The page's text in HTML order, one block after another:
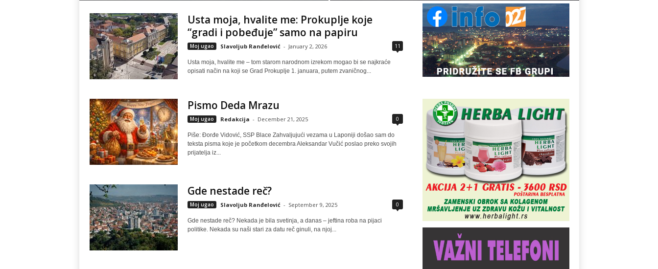
Usta moja, hvalite me: Prokuplje koje
“gradi i pobeđuje” samo na papiru
Moj ugao Slavoljub Ranđelović - January 2, 2026 11
Usta moja, hvalite me – tom starom narodnom izrekom mogao bi se najkraće
opisati način na koji se Grad Prokuplje 1. januara, putem zvaničnog...
Pismo Deda Mrazu
Moj ugao Redakcija - December 21, 2025 0
Piše: Đorđe Vidović, SSP Blace Zahvaljujući vezama u Laponiji došao sam do
teksta pisma koje je početkom decembra Aleksandar Vučić poslao preko svojih
prijatelja iz...
Gde nestade reč?
Moj ugao Slavoljub Ranđelović - September 9, 2025 0
Gde nestade reč? Nekada je bila svetinja, a danas – jeftina roba na pijaci
politike. Nekada su naši stari za datu reč ginuli, na njoj...